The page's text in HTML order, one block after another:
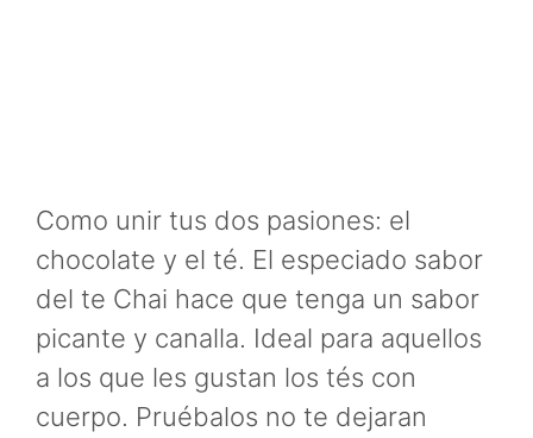
Como unir tus dos pasiones: el
chocolate y el té. El especiado sabor
del te Chai hace que tenga un sabor
picante y canalla. Ideal para aquellos
a los que les gustan los tés con
cuerpo. Pruébalos no te dejaran